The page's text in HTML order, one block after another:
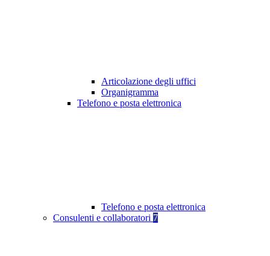
Articolazione degli uffici
Organigramma
Telefono e posta elettronica
Telefono e posta elettronica
Consulenti e collaboratori 7